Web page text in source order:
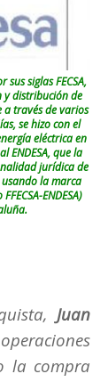
siglas FECSA,
y distribución de
a través de varios
se hizo con el
eléctrica en
que la
jurídica de
usando la marca
ENDESA)
Juan
la compra